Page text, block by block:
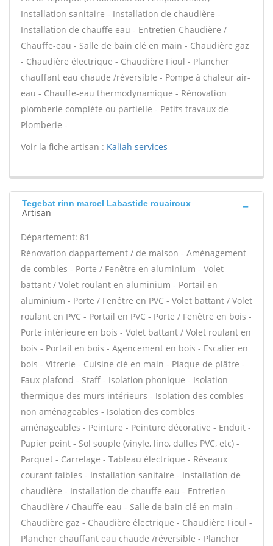
Installation sanitaire - Installation de chaudière -
Installation de chauffe eau - Entretien Chaudière /
Chauffe-eau - Salle de bain clé en main - Chaudière gaz
- Chaudière électrique - Chaudière Fioul - Plancher
chauffant eau chaude /réversible - Pompe à chaleur air-
eau - Chauffe-eau thermodynamique - Rénovation
plomberie complète ou partielle - Petits travaux de
Plomberie -
Voir la fiche artisan : Kaliah services
Tegebat rinn marcel Labastide rouairoux
Artisan
Département: 81
Rénovation dappartement / de maison - Aménagement
de combles - Porte / Fenêtre en aluminium - Volet
battant / Volet roulant en aluminium - Portail en
aluminium - Porte / Fenêtre en PVC - Volet battant / Volet
roulant en PVC - Portail en PVC - Porte / Fenêtre en bois -
Porte intérieure en bois - Volet battant / Volet roulant en
bois - Portail en bois - Agencement en bois - Escalier en
bois - Vitrerie - Cuisine clé en main - Plaque de plâtre -
Faux plafond - Staff - Isolation phonique - Isolation
thermique des murs intérieurs - Isolation des combles
non aménageables - Isolation des combles
aménageables - Peinture - Peinture décorative - Enduit -
Papier peint - Sol souple (vinyle, lino, dalles PVC, etc) -
Parquet - Carrelage - Tableau électrique - Réseaux
courant faibles - Installation sanitaire - Installation de
chaudière - Installation de chauffe eau - Entretien
Chaudière / Chauffe-eau - Salle de bain clé en main -
Chaudière gaz - Chaudière électrique - Chaudière Fioul -
Plancher chauffant eau chaude /réversible - Plancher